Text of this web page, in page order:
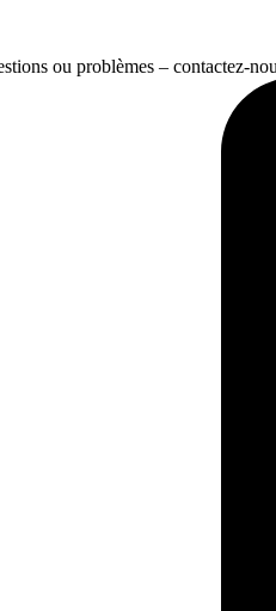
ou problèmes – contactez-